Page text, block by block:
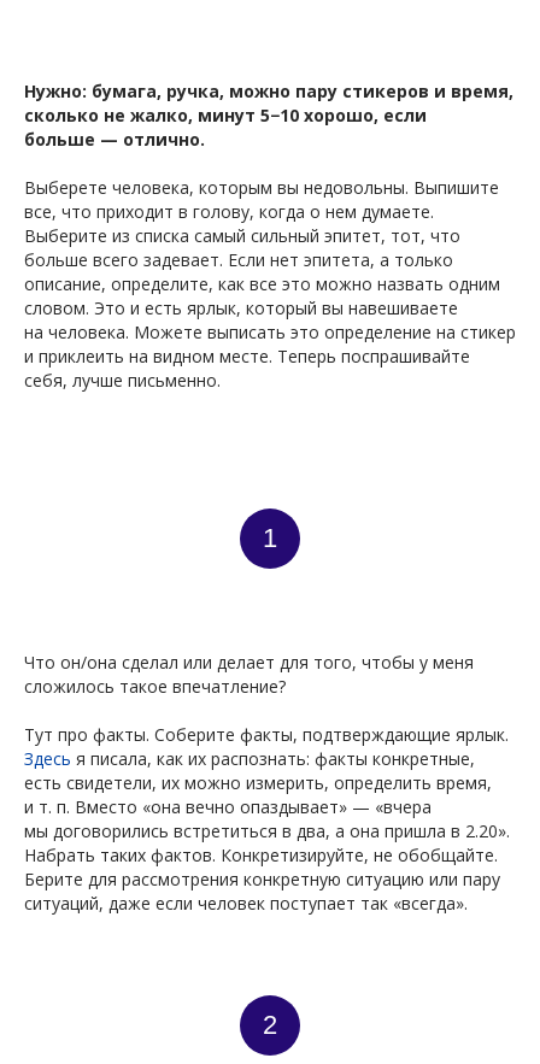
Нужно: бумага, ручка, можно пару стикеров и время,
сколько не жалко, минут 5−10 хорошо, если
больше — отлично.
Выберете человека, которым вы недовольны. Выпишите
все, что приходит в голову, когда о нем думаете.
Выберите из списка самый сильный эпитет, тот, что
больше всего задевает. Если нет эпитета, а только
описание, определите, как все это можно назвать одним
словом. Это и есть ярлык, который вы навешиваете
на человека. Можете выписать это определение на стикер
и приклеить на видном месте. Теперь поспрашивайте
себя, лучше письменно.
1
Что он/она сделал или делает для того, чтобы у меня
сложилось такое впечатление?
Тут про факты. Соберите факты, подтверждающие ярлык.
Здесь я писала, как их распознать: факты конкретные,
есть свидетели, их можно измерить, определить время,
и т. п. Вместо «она вечно опаздывает» — «вчера
мы договорились встретиться в два, а она пришла в 2.20».
Набрать таких фактов. Конкретизируйте, не обобщайте.
Берите для рассмотрения конкретную ситуацию или пару
ситуаций, даже если человек поступает так «всегда».
2